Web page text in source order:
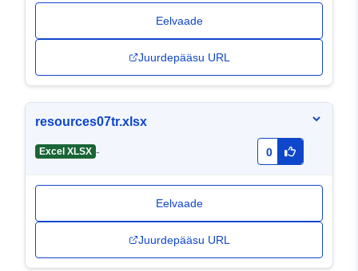
Eelvaade
Juurdepääsu URL
resources07tr.xlsx
Excel XLSX - 0
Eelvaade
Juurdepääsu URL